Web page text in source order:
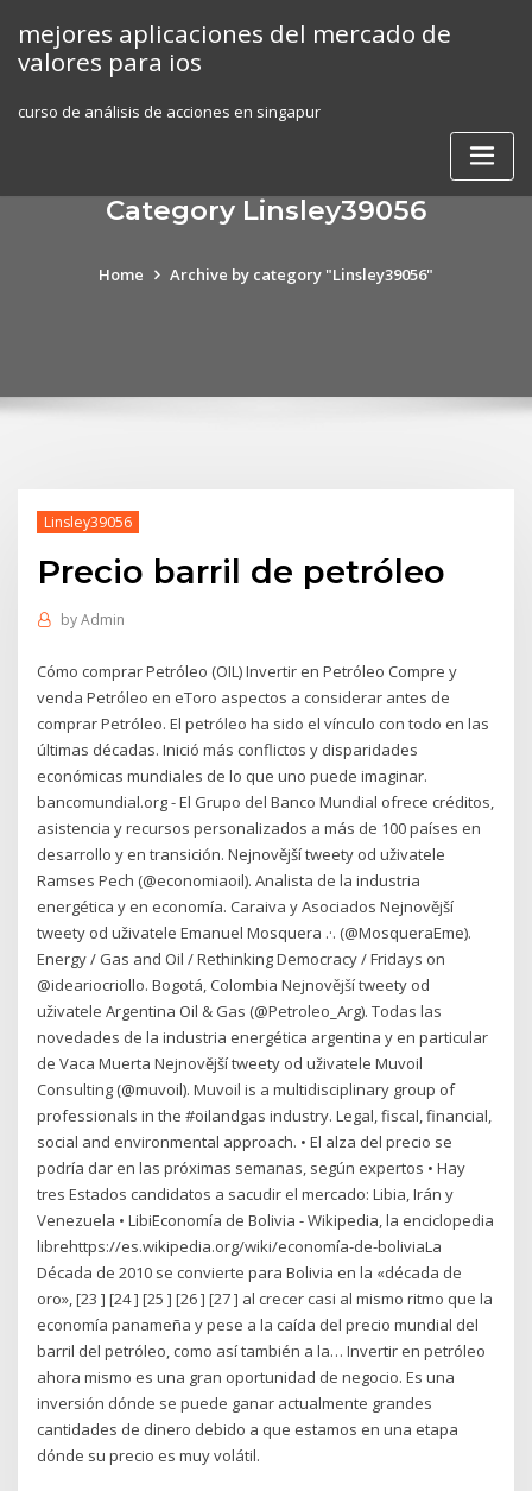
content
mejores aplicaciones del mercado de
valores para ios
curso de análisis de acciones en singapur
Category Linsley39056
Home Archive by category "Linsley39056"
Linsley39056
Precio barril de petróleo
byAdmin
Cómo comprar Petróleo (OIL) Invertir en Petróleo Compre y
venda Petróleo en eToro aspectos a considerar antes de
comprar Petróleo. El petróleo ha sido el vínculo con todo en las
últimas décadas. Inició más conflictos y disparidades
económicas mundiales de lo que uno puede imaginar.
bancomundial.org - El Grupo del Banco Mundial ofrece créditos,
asistencia y recursos personalizados a más de 100 países en
desarrollo y en transición. Nejnovější tweety od uživatele
Ramses Pech (@economiaoil). Analista de la industria
energética y en economía. Caraiva y Asociados Nejnovější
tweety od uživatele Emanuel Mosquera .·. (@MosqueraEme).
Energy / Gas and Oil / Rethinking Democracy / Fridays on
@ideariocriollo. Bogotá, Colombia Nejnovější tweety od
uživatele Argentina Oil & Gas (@Petroleo_Arg). Todas las
novedades de la industria energética argentina y en particular
de Vaca Muerta Nejnovější tweety od uživatele Muvoil
Consulting (@muvoil). Muvoil is a multidisciplinary group of
professionals in the #oilandgas industry. Legal, fiscal, financial,
social and environmental approach. • El alza del precio se
podría dar en las próximas semanas, según expertos • Hay
tres Estados candidatos a sacudir el mercado: Libia, Irán y
Venezuela • LibiEconomía de Bolivia - Wikipedia, la enciclopedia
librehttps://es.wikipedia.org/wiki/economía-de-boliviaLa
Década de 2010 se convierte para Bolivia en la «década de
oro», [23 ] [24 ] [25 ] [26 ] [27 ] al crecer casi al mismo ritmo que la
economía panameña y pese a la caída del precio mundial del
barril del petróleo, como así también a la… Invertir en petróleo
ahora mismo es una gran oportunidad de negocio. Es una
inversión dónde se puede ganar actualmente grandes
cantidades de dinero debido a que estamos en una etapa
dónde su precio es muy volátil.